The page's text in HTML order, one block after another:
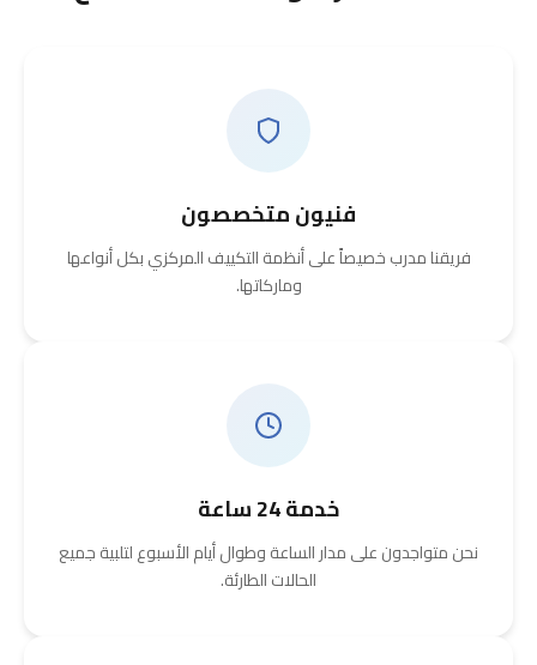
فنيون متخصصون
فريقنا مدرب خصيصاً على أنظمة التكييف المركزي بكل أنواعها
وماركاتها.
خدمة 24 ساعة
نحن متواجدون على مدار الساعة وطوال أيام الأسبوع لتلبية جميع
الحالات الطارئة.